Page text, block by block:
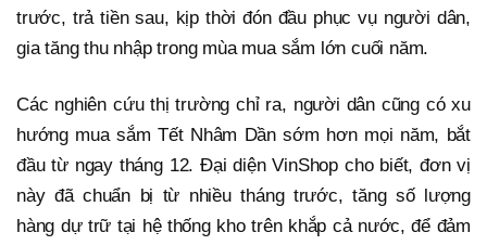
trước, trả tiền sau, kịp thời đón đầu phục vụ người dân,
gia tăng thu nhập trong mùa mua sắm lớn cuối năm.
Các nghiên cứu thị trường chỉ ra, người dân cũng có xu
hướng mua sắm Tết Nhâm Dần sớm hơn mọi năm, bắt
đầu từ ngay tháng 12. Đại diện VinShop cho biết, đơn vị
này đã chuẩn bị từ nhiều tháng trước, tăng số lượng
hàng dự trữ tại hệ thống kho trên khắp cả nước, để đảm